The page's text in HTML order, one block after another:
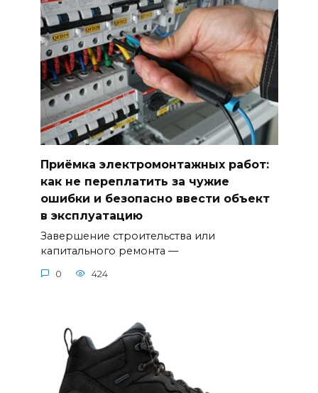
Приёмка электромонтажных работ:
как не переплатить за чужие
ошибки и безопасно ввести объект
в эксплуатацию
Завершение строительства или
капитального ремонта —
0 424